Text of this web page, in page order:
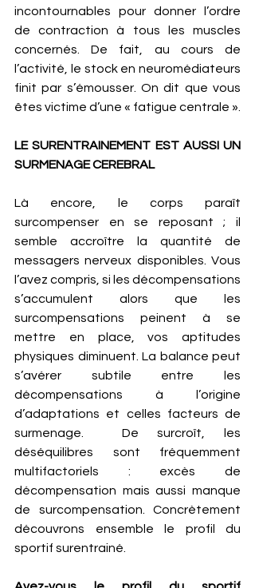
incontournables pour donner l’ordre
de contraction à tous les muscles
concernés. De fait, au cours de
l’activité, le stock en neuromédiateurs
finit par s’émousser. On dit que vous
LE SURENTRAINEMENT EST AUSSI UN
SURMENAGE CEREBRAL
Là encore, le corps paraît
surcompenser en se reposant ; il
semble accroître la quantité de
messagers nerveux disponibles. Vous
l’avez compris, si les décompensations
s’accumulent alors que les
surcompensations peinent à se
mettre en place, vos aptitudes
physiques diminuent. La balance peut
s’avérer subtile entre les
décompensations à l’origine
d’adaptations et celles facteurs de
surmenage.  De surcroît, les
déséquilibres sont fréquemment
multifactoriels : excès de
décompensation mais aussi manque
de surcompensation. Concrètement
découvrons ensemble le profil du
sportif surentrainé.